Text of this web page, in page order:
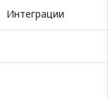
Интеграции